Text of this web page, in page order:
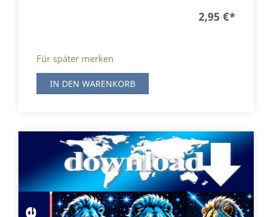
2,95 €*
Für später merken
IN DEN WARENKORB